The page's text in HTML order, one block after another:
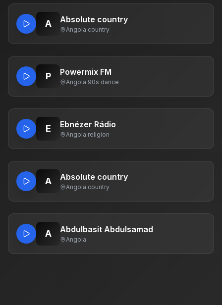
A Absolute country
Angola·country
P Powermix FM
Angola·90s dance
E Ebnézer Rádio
Angola·religion
A Absolute country
Angola·country
A Abdulbasit Abdulsamad
Angola